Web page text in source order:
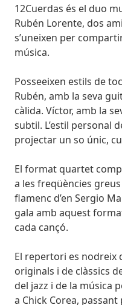
Body
12Cuerdas és el duo
Rubén Lorente, dos
s’uneixen per
música.
Posseeixen estils de
Rubén, amb la seva
càlida. Víctor, amb la
subtil. L’estil personal
projectar un so únic,
El format quartet
a les freqüències
flamenc d’en Sergio
gala amb aquest
cada cançó.
El repertori es nodreix
originals i de clàssics
del jazz i de la música
a Chick Corea,